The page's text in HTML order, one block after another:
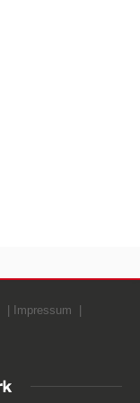
Impressum